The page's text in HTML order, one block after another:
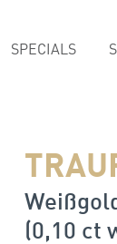
SPECIALS
(0,10 ct